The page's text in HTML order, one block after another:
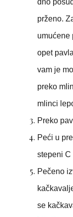
dno
prženo.
umućene
opet
vam je
preko
mlinci
Preko
Peći u
stepeni C
Pečeno
se